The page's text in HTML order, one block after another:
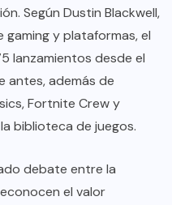
Según Dustin Blackwell,
y plataformas, el
lanzamientos desde el
antes, además de
Fortnite Crew y
biblioteca de juegos.
debate entre la
el valor